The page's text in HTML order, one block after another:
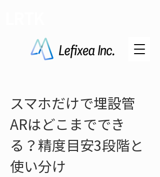
スマホだけで埋設管
ARはどこまででき
る？精度目安3段階と
使い分け